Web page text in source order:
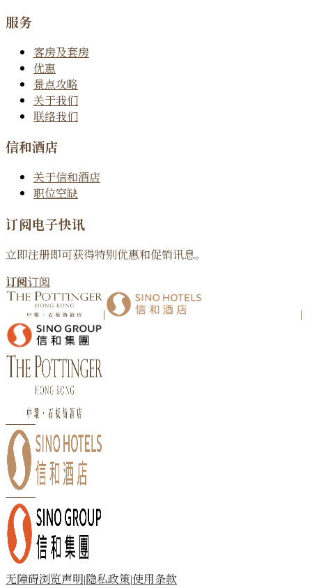
服务
客房及套房
优惠
景点攻略
关于我们
联络我们
信和酒店
关于信和酒店
职位空缺
订阅电子快讯
立即注册即可获得特别优惠和促销讯息。
订阅订阅
| |
无障碍浏览声明|隐私政策|使用条款